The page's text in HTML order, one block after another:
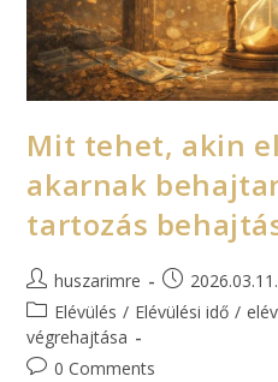
Mit tehet, akin
akarnak
tartozás
huszarimre
2026.03.11.
Elévülés / Elévülési idő /
végrehajtása
0 Comments